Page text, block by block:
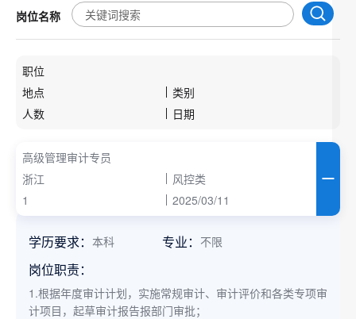
岗位名称
职位
地点
类别
人数
日期
高级管理审计专员
浙江
风控类
1
2025/03/11
学历要求： 本科 专业： 不限
岗位职责：
1.根据年度审计计划，实施常规审计、审计评价和各类专项审
计项目，起草审计报告报部门审批；